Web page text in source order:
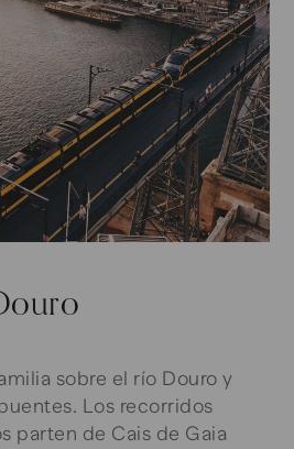
sobre el río Douro y
Los recorridos
parten de Cais de Gaia